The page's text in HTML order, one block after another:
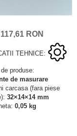
117,61 RON
TEHNICE:
produse:
de masurare
carcasa (fara piese
32×14×14 mm
0,05 kg